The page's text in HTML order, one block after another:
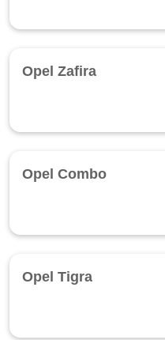
Opel Zafira
Opel Combo
Opel Tigra